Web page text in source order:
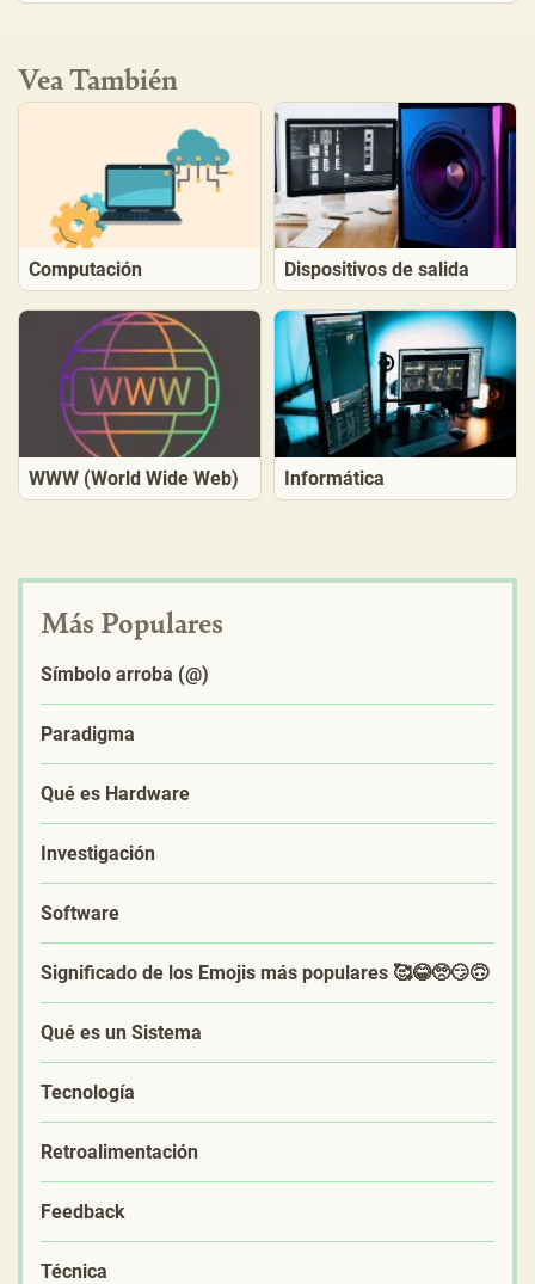
Vea También
Computación Dispositivos de salida
WWW (World Wide Web) Informática
Más Populares
Símbolo arroba (@)
Paradigma
Qué es Hardware
Investigación
Software
Significado de los Emojis más populares 🥰😂🥺😏🙃
Qué es un Sistema
Tecnología
Retroalimentación
Feedback
Técnica